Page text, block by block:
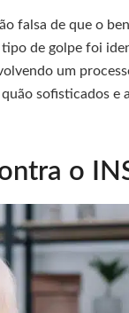
falsa de que o
tipo de golpe foi
um
sofisticados e
o